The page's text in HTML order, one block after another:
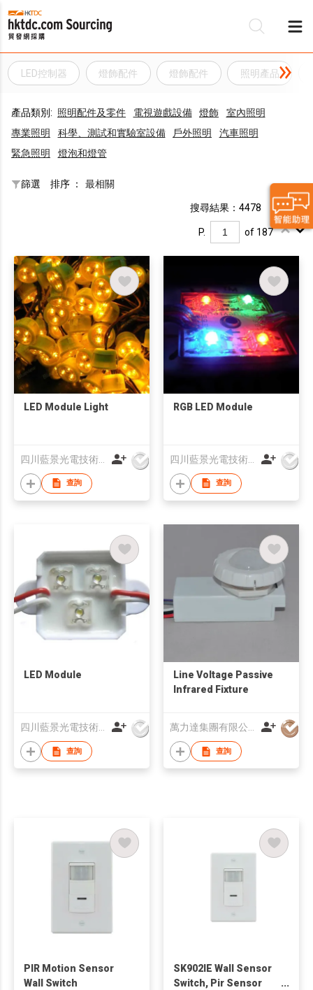
LED控制器 燈飾配件 燈飾配件 照明產品
產品類別: 照明配件及零件 電視遊戲設備 燈飾
室內照明
專業照明
科學、測試和實驗室設備 戶外照明
汽車照明
緊急照​​明
燈泡和燈管
篩選 排序 ： 最相關
搜尋結果：4478
P. of 187
LED Module Light
四川藍景光電技術有限責任公司
查詢
RGB LED Module
四川藍景光電技術有限責任公司
查詢
LED Module
四川藍景光電技術有限責任公司
查詢
Line Voltage Passive
Infrared Fixture
查詢
PIR Motion Sensor
Wall Switch
SK902IE Wall Sensor
Switch, Pir Sensor